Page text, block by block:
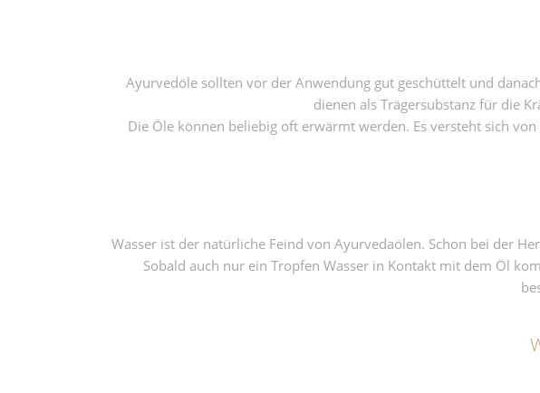
Ayurvedöle sollten vor der Anwendung gut geschüttelt und
dienen als Trägersubstanz für die
Die Öle können beliebig oft erwärmt werden. Es versteht sich
Wasser ist der natürliche Feind von Ayurvedaölen. Schon bei der
Sobald auch nur ein Tropfen Wasser in Kontakt mit dem Öl